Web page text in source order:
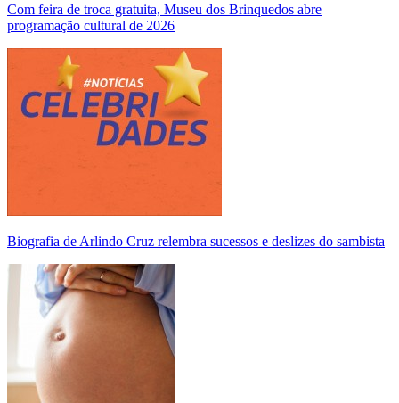
Com feira de troca gratuita, Museu dos Brinquedos abre
programação cultural de 2026
Biografia de Arlindo Cruz relembra sucessos e deslizes do sambista